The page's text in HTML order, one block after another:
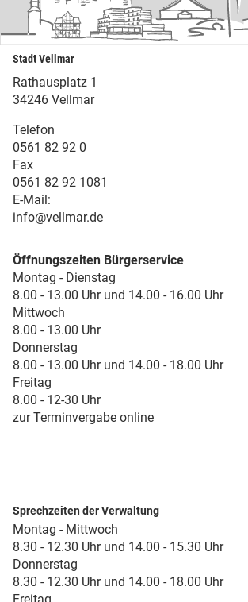
Stadt Vellmar
Rathausplatz 1
34246 Vellmar
Telefon
0561 82 92 0
Fax
0561 82 92 1081
E-Mail:
info@vellmar.de
Öffnungszeiten Bürgerservice
Montag - Dienstag
8.00 - 13.00 Uhr und 14.00 - 16.00 Uhr
Mittwoch
8.00 - 13.00 Uhr
Donnerstag
8.00 - 13.00 Uhr und 14.00 - 18.00 Uhr
Freitag
8.00 - 12-30 Uhr
zur Terminvergabe online
Sprechzeiten der Verwaltung
Montag - Mittwoch
8.30 - 12.30 Uhr und 14.00 - 15.30 Uhr
Donnerstag
8.30 - 12.30 Uhr und 14.00 - 18.00 Uhr